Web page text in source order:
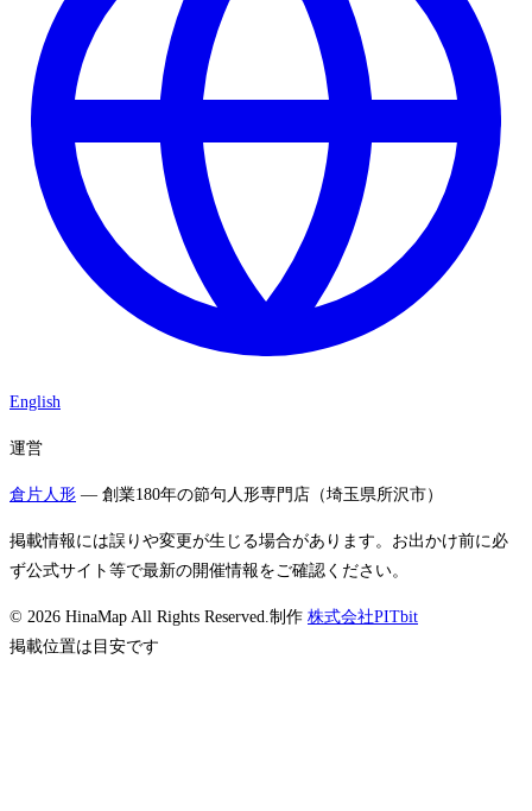
English
運営
倉片人形 — 創業180年の節句人形専門店（埼玉県所沢市）
掲載情報には誤りや変更が生じる場合があります。お出かけ前に必
ず公式サイト等で最新の開催情報をご確認ください。
© 2026 HinaMap All Rights Reserved.制作 株式会社PITbit
掲載位置は目安です